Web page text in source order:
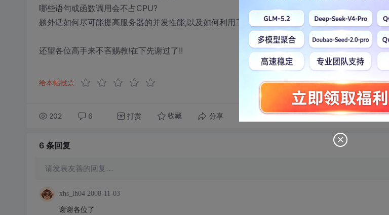
哪些语句或函数调用会不占CPU?
题外话如何尽可能提高服务器的并发性能,以及如何利用工具或者测试方法能检查到性能瓶颈?
还望各位高手来不吝赐教!在下先谢过了!!
给本帖投票
202 6 打赏 收藏 分享 转发到动态 举报
6 条回复
请发表友善的回复…
xhs_lh04 2008-11-03
谢谢各位了